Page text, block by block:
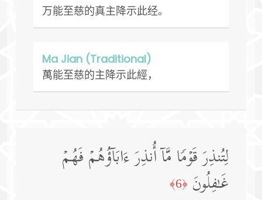
万能至慈的真主降示此经。
Ma Jian (Traditional)
萬能至慈的主降示此經，
لِتُنذِرَ قَوۡمࣰا مَّاۤ أُنذِرَ ءَابَاۤؤُهُمۡ فَهُمۡ
غَـٰفِلُونَ ﴿6﴾